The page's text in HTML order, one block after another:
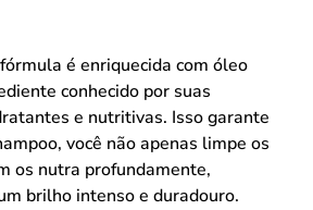
é enriquecida com óleo
conhecido por suas
e nutritivas. Isso garante
você não apenas limpe os
os nutra profundamente,
brilho intenso e duradouro.